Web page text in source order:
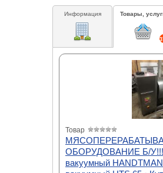
Информация Товары,
Товар
ОБОРУДОВАНИЕ Б/У!!!
вакуумный